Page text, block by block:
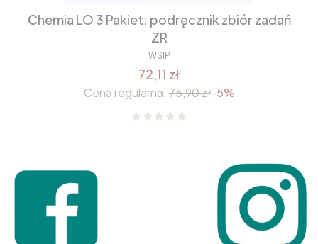
Chemia LO 3 Pakiet: podręcznik zbiór zadań
ZR
WSIP
72,11 zł
Cena regularna: 75,90 zł-5%